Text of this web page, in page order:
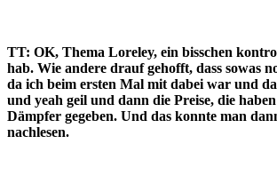
TT: OK, Thema Loreley, ein bisschen
hab. Wie andere drauf gehofft, dass sowas
da ich beim ersten Mal mit dabei war und
und yeah geil und dann die Preise, die
Dämpfer gegeben. Und das konnte man
nachlesen.